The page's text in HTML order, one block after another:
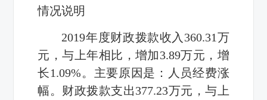
情况说明
2019年度财政拨款收入 360.31万
元，与上年相比，增加3.89万元，增
长1.09%。 主要原因是：人员经费涨
幅。财政拨款支出377.23万元，与上